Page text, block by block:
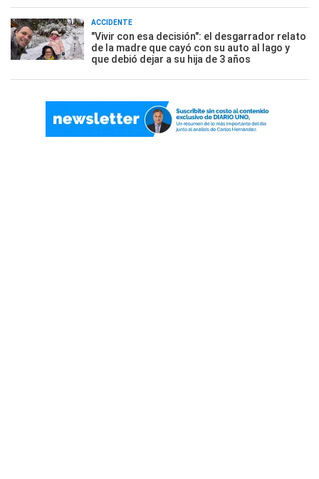
ACCIDENTE
"Vivir con esa decisión": el desgarrador relato
de la madre que cayó con su auto al lago y
que debió dejar a su hija de 3 años